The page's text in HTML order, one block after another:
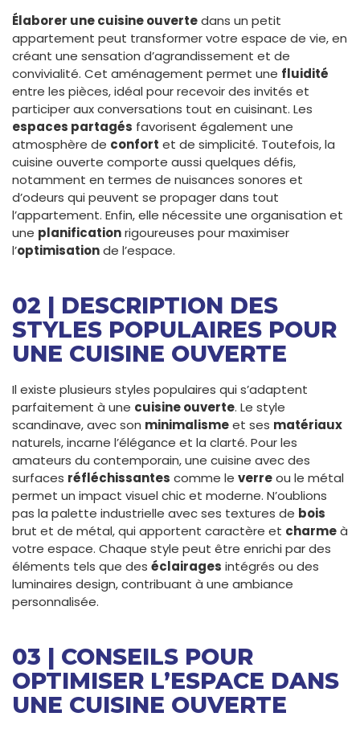
Élaborer une cuisine ouvertedans un petit
appartement peut transformer votre espace de vie, en
créant une sensation d’agrandissement et de
convivialité. Cet aménagement permet une fluidité
entre les pièces, idéal pour recevoir des invités et
participer aux conversations tout en cuisinant. Les
espaces partagés favorisent également une
atmosphère de confort et de simplicité. Toutefois, la
cuisine ouverte comporte aussi quelques défis,
notamment en termes de nuisances sonores et
d’odeurs qui peuvent se propager dans tout
l’appartement. Enfin, elle nécessite une organisation et
une planificationrigoureuses pour maximiser
l’optimisationde l’espace.
02 | DESCRIPTION DES
STYLES POPULAIRES POUR
UNE CUISINE OUVERTE
Il existe plusieurs styles populaires qui s’adaptent
parfaitement à une cuisine ouverte. Le style
scandinave, avec son minimalismeet ses matériaux
naturels, incarne l’élégance et la clarté. Pour les
amateurs du contemporain, une cuisine avec des
surfaces réfléchissantes comme le verreou le métal
permet un impact visuel chic et moderne. N’oublions
pas la palette industrielle avec ses textures de bois
brut et de métal, qui apportent caractère et charmeà
votre espace. Chaque style peut être enrichi par des
éléments tels que des éclairages intégrés ou des
luminaires design, contribuant à une ambiance
personnalisée.
03 | CONSEILS POUR
OPTIMISER L’ESPACE DANS
UNE CUISINE OUVERTE